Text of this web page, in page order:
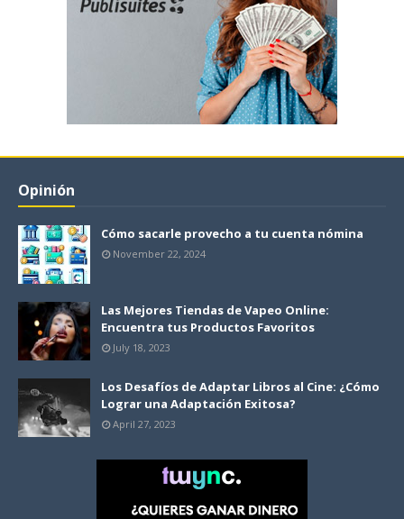
Opinión
Cómo sacarle provecho a tu cuenta nómina
November 22, 2024
Las Mejores Tiendas de Vapeo Online:
Encuentra tus Productos Favoritos
July 18, 2023
Los Desafíos de Adaptar Libros al Cine: ¿Cómo
Lograr una Adaptación Exitosa?
April 27, 2023